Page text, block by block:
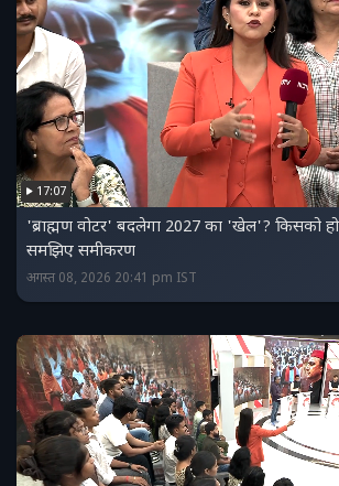
17:07
'ब्राह्मण वोटर' बदलेगा 2027 का 'खेल'? किसको
समझिए समीकरण
अगस्त 08, 2026 20:41 pm IST